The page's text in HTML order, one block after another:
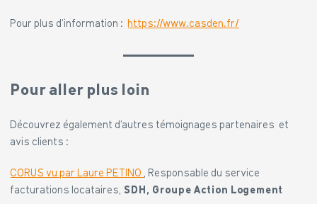
Pour plus d’information :https://www.casden.fr/
Pour aller plus loin
Découvrez également d’autres témoignages partenaires et
avis clients :
CORUS vu par Laure PETINO , Responsable du service
facturations locataires, SDH, Groupe Action Logement